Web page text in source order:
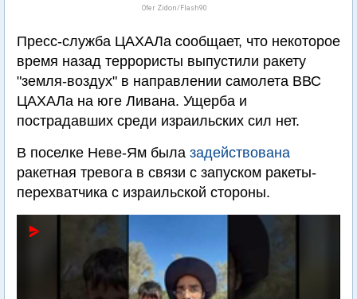
Ofer Zidon/Flash90
Пресс-служба ЦАХАЛа сообщает, что некоторое
время назад террористы выпустили ракету
"земля-воздух" в направлении самолета ВВС
ЦАХАЛа на юге Ливана. Ущерба и
пострадавших среди израильских сил нет.
В поселке Неве-Ям была задействована
ракетная тревога в связи с запуском ракеты-
перехватчика с израильской стороны.